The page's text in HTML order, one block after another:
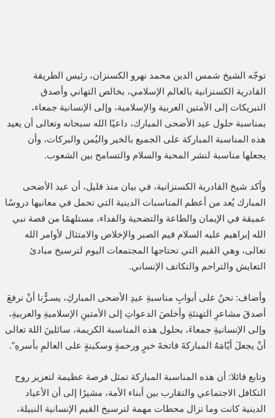
توجّه الشيخ شمس الدين محمد نهرو الكسنزان، رئيس الطريقة
القادرية الكسنزانية بالعالم الإسلامي، بخالص التهاني وأصدق
التبريكات إلى الأمتين العربية والإسلامية، وإلى الإنسانية جمعاء،
بمناسبة حلول عيد الأضحى المبارك، داعيًا الله سبحانه وتعالى أن يعيد
هذه المناسبة المباركة على الجميع بالخير واليُمن والبركات، وأن
يجعلها مناسبة لنشر المحبة والسلام والتسامح بين الشعوب.
وأكد شيخ القادرية الكسنزانية، في بيان منذ قليل، أن عيد الأضحى
المبارك يُعد من أعظم المناسبات الدينية التي تحمل في معانيها دروسًا
عميقة في الإيمان والطاعة والتضحية والفداء، مستلهمًا من قصة نبي
الله إبراهيم عليه السلام قيم الصبر والإخلاص والامتثال لأوامر الله
تعالى، وهي القيم التي تحتاجها المجتمعات اليوم لترسيخ مبادئ
التعايش والتراحم والتكاتف الإنساني.
وأضاف: نحنُ على أبوابِ مناسبةِ عيدِ الأضحى المباركِ، يسـرُّنا أنْ نرفعَ
أصدقَ مشاعرِ التهنئةِ وأخلصَ الدعواتِ إلى الأمتينِ الإسلاميةِ والعربيةِ،
وإلى الإنسانيةِ جمعاءَ، بحلول هذه المناسبة الكريمة، سائلينَ اللهَ تعالى
أنْ يجعلَ أيّامَهُ المباركةَ فاتحةَ خيرٍ ورحمةٍ وسكينةٍ على العالمِ بأسرهِ”.
وتابع قائلا: أن هذه المناسبة المباركة تمثل فرصة عظيمة لتعزيز روح
التكافل الاجتماعي والتقارب بين أبناء الأمة، مشيرًا إلى أن الأعياد
الدينية كانت وما تزال محطات مهمة لترسيخ القيم الإنسانية النبيلة،